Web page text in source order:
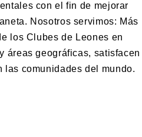
con el fin de mejorar
Nosotros servimos: Más
los Clubes de Leones en
áreas geográficas, satisfacen
las comunidades del mundo.